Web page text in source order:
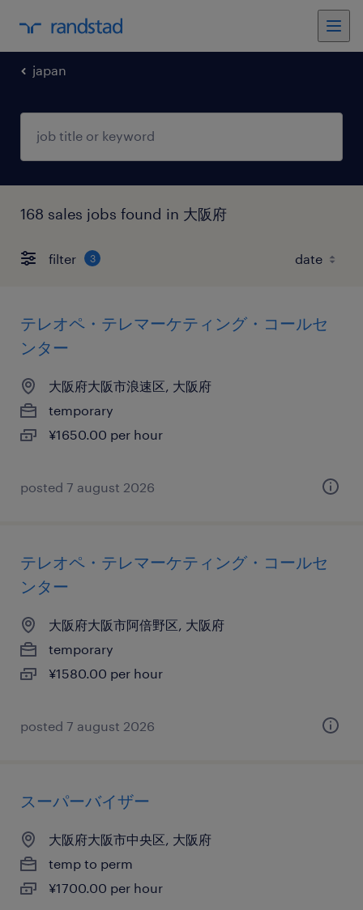
japan
168 sales jobs found in 大阪府
filter 3
テレオペ・テレマーケティング・コールセ
ンター
大阪府大阪市浪速区, 大阪府
temporary
¥1650.00 per hour
posted 7 august 2026
テレオペ・テレマーケティング・コールセ
ンター
大阪府大阪市阿倍野区, 大阪府
temporary
¥1580.00 per hour
posted 7 august 2026
スーパーバイザー
大阪府大阪市中央区, 大阪府
temp to perm
¥1700.00 per hour